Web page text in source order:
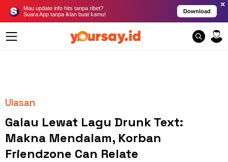
Mau update info hits tanpa ribet?
Suara App tanpa iklan buat kamu!
Download
×
Ulasan
Galau Lewat Lagu Drunk Text:
Makna Mendalam, Korban
Friendzone Can Relate